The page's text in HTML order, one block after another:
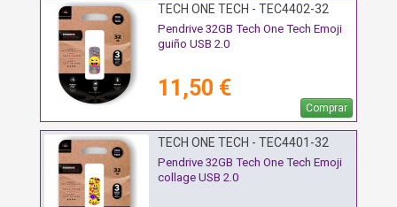
TECH ONE TECH - TEC4402-32
Pendrive 32GB Tech One Tech Emoji
guiño USB 2.0
11,50 €
Comprar
TECH ONE TECH - TEC4401-32
Pendrive 32GB Tech One Tech Emoji
collage USB 2.0